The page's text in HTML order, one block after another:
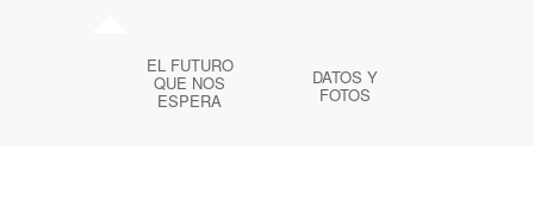
EL FUTURO
QUE NOS
ESPERA
DATOS Y
FOTOS